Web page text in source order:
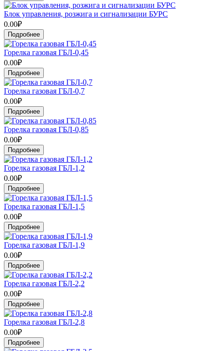
Блок управления, розжига и сигнализации БУРС
0.00₽
Подробнее
Горелка газовая ГБЛ-0,45
0.00₽
Подробнее
Горелка газовая ГБЛ-0,7
0.00₽
Подробнее
Горелка газовая ГБЛ-0,85
0.00₽
Подробнее
Горелка газовая ГБЛ-1,2
0.00₽
Подробнее
Горелка газовая ГБЛ-1,5
0.00₽
Подробнее
Горелка газовая ГБЛ-1,9
0.00₽
Подробнее
Горелка газовая ГБЛ-2,2
0.00₽
Подробнее
Горелка газовая ГБЛ-2,8
0.00₽
Подробнее